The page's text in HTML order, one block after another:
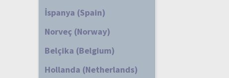
İspanya (Spain)
Norveç (Norway)
Belçika (Belgium)
Hollanda (Netherlands)